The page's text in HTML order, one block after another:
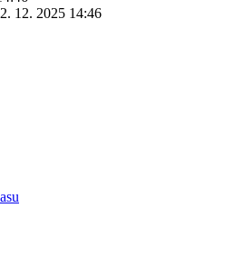
2. 12. 2025 14:46